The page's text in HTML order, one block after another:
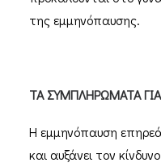
της εμμηνόπαυσης.
ΤΑ ΣΥΜΠΛΗΡΩΜΑΤΑ
Η εμμηνόπαυση
και αυξάνει τον